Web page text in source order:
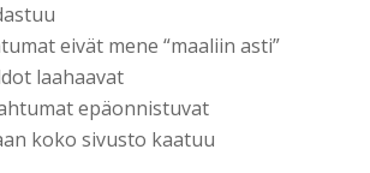
eivät mene “maaliin asti”
laahaavat
epäonnistuvat
koko sivusto kaatuu